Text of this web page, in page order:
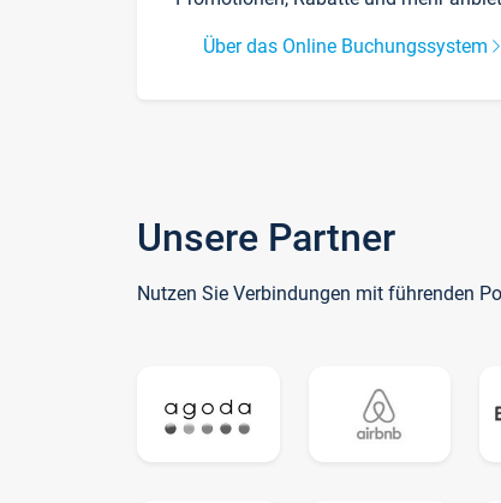
Über das Online Buchungssystem
Unsere Partner
Nutzen Sie Verbindungen mit führenden